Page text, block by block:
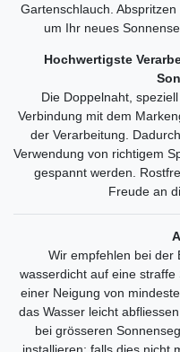
Gartenschlauch.
um Ihr neues
Hochwertigste
Die Doppelnaht,
Verbindung mit dem
der Verarbeitung.
Verwendung von richtigem
gespannt werden.
Freude an
Wir empfehlen bei der
wasserdicht auf eine
einer Neigung von
das Wasser leicht
bei grösseren
installieren; falls dies nicht